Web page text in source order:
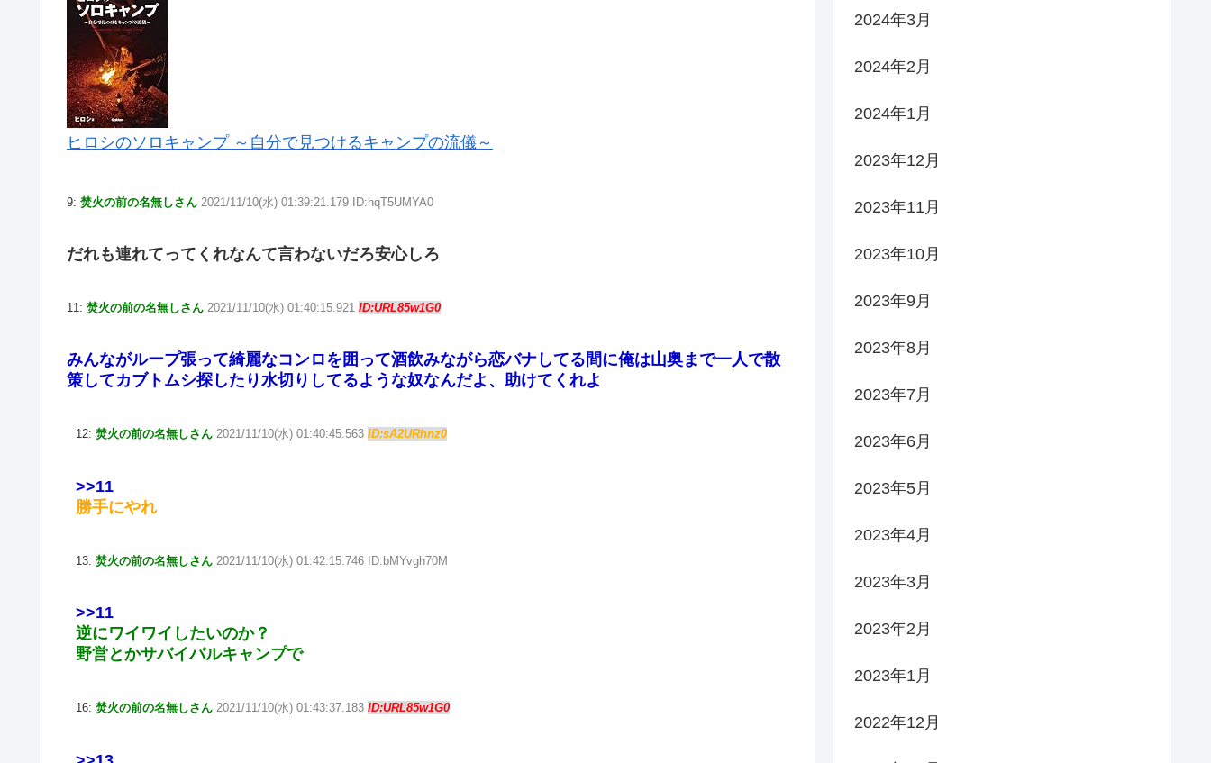
ヒロシのソロキャンプ ～自分で見つけるキャンプの流儀～
9: 焚火の前の名無しさん 2021/11/10(水) 01:39:21.179 ID:hqT5UMYA0
だれも連れてってくれなんて言わないだろ安心しろ
11: 焚火の前の名無しさん 2021/11/10(水) 01:40:15.921 ID:URL85w1G0
みんながループ張って綺麗なコンロを囲って酒飲みながら恋バナしてる間に俺は山奥まで一人で散
策してカブトムシ探したり水切りしてるような奴なんだよ、助けてくれよ
12: 焚火の前の名無しさん 2021/11/10(水) 01:40:45.563 ID:sA2URhnz0
>>11
勝手にやれ
13: 焚火の前の名無しさん 2021/11/10(水) 01:42:15.746 ID:bMYvgh70M
>>11
逆にワイワイしたいのか？
野営とかサバイバルキャンプで
16: 焚火の前の名無しさん 2021/11/10(水) 01:43:37.183 ID:URL85w1G0
2024年3月
2024年2月
2024年1月
2023年12月
2023年11月
2023年10月
2023年9月
2023年8月
2023年7月
2023年6月
2023年5月
2023年4月
2023年3月
2023年2月
2023年1月
2022年12月